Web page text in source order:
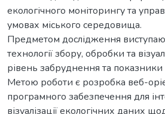
екологічного моніторингу та
умовах міського середовища.
Предметом дослідження
технології збору, обробки та
рівень забруднення та
Метою роботи є розробка веб-
програмного забезпечення для
візуалізації екологічних даних